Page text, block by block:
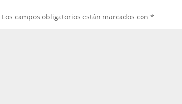
Los campos obligatorios están marcados con*